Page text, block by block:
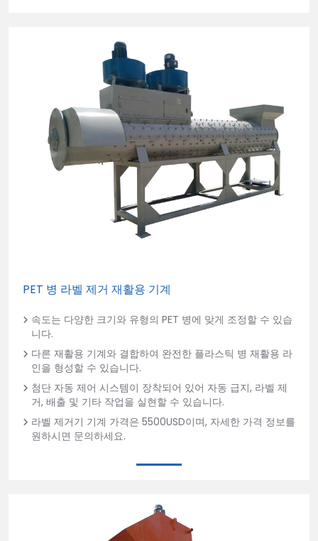
PET 병 라벨 제거 재활용 기계
속도는 다양한 크기와 유형의 PET 병에 맞게 조정할 수 있습
니다.
다른 재활용 기계와 결합하여 완전한 플라스틱 병 재활용 라
인을 형성할 수 있습니다.
첨단 자동 제어 시스템이 장착되어 있어 자동 급지, 라벨 제
거, 배출 및 기타 작업을 실현할 수 있습니다.
라벨 제거기 기계 가격은 5500USD이며, 자세한 가격 정보를
원하시면 문의하세요.